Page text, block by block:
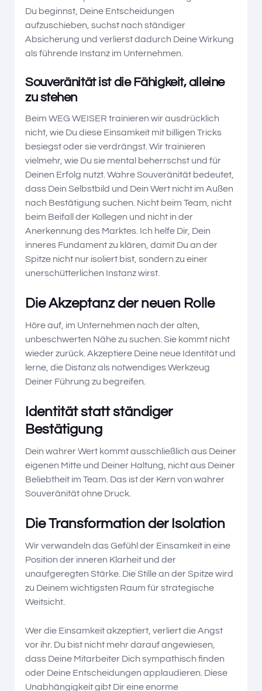
Du beginnst, Deine Entscheidungen
aufzuschieben, suchst nach ständiger
Absicherung und verlierst dadurch Deine Wirkung
als führende Instanz im Unternehmen.
Souveränität ist die Fähigkeit, alleine
zu stehen
Beim WEG WEISER trainieren wir ausdrücklich
nicht, wie Du diese Einsamkeit mit billigen Tricks
besiegst oder sie verdrängst. Wir trainieren
vielmehr, wie Du sie mental beherrschst und für
Deinen Erfolg nutzt. Wahre Souveränität bedeutet,
dass Dein Selbstbild und Dein Wert nicht im Außen
nach Bestätigung suchen. Nicht beim Team, nicht
beim Beifall der Kollegen und nicht in der
Anerkennung des Marktes. Ich helfe Dir, Dein
inneres Fundament zu klären, damit Du an der
Spitze nicht nur isoliert bist, sondern zu einer
unerschütterlichen Instanz wirst.
Die Akzeptanz der neuen Rolle
Höre auf, im Unternehmen nach der alten,
unbeschwerten Nähe zu suchen. Sie kommt nicht
wieder zurück. Akzeptiere Deine neue Identität und
lerne, die Distanz als notwendiges Werkzeug
Deiner Führung zu begreifen.
Identität statt ständiger
Bestätigung
Dein wahrer Wert kommt ausschließlich aus Deiner
eigenen Mitte und Deiner Haltung, nicht aus Deiner
Beliebtheit im Team. Das ist der Kern von wahrer
Souveränität ohne Druck.
Die Transformation der Isolation
Wir verwandeln das Gefühl der Einsamkeit in eine
Position der inneren Klarheit und der
unaufgeregten Stärke. Die Stille an der Spitze wird
zu Deinem wichtigsten Raum für strategische
Weitsicht.
Wer die Einsamkeit akzeptiert, verliert die Angst
vor ihr. Du bist nicht mehr darauf angewiesen,
dass Deine Mitarbeiter Dich sympathisch finden
oder Deine Entscheidungen applaudieren. Diese
Unabhängigkeit gibt Dir eine enorme